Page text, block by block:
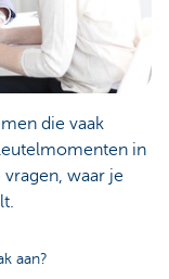
die vaak
in
waar je
aan?